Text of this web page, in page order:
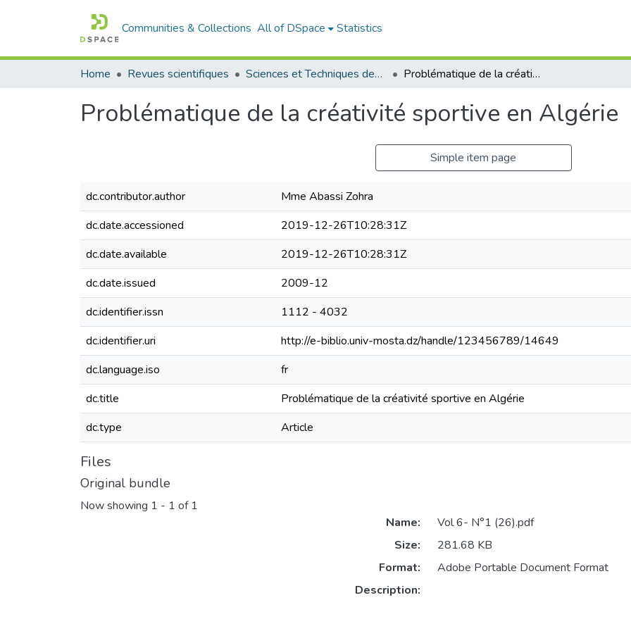
Communities & Collections All of DSpace Statistics
Home Revues scientifiques Sciences et Techniques des Activités Physiques et Sportives (RISTAPS) Problématique de la créativité sportive en Algérie
Problématique de la créativité sportive en Algérie
Simple item page
dc.contributor.author
Mme Abassi Zohra
dc.date.accessioned
2019-12-26T10:28:31Z
dc.date.available
2019-12-26T10:28:31Z
dc.date.issued
2009-12
dc.identifier.issn
1112 - 4032
dc.identifier.uri
http://e-biblio.univ-mosta.dz/handle/123456789/14649
dc.language.iso
fr
dc.title
Problématique de la créativité sportive en Algérie
dc.type
Article
Files
Original bundle
Now showing 1 - 1 of 1
Name:
Vol 6- N°1 (26).pdf
Size:
281.68 KB
Format:
Adobe Portable Document Format
Description: